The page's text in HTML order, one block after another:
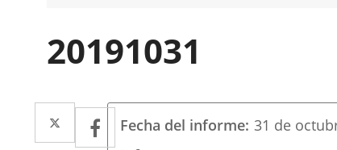
20191031
Twitter
Enlace
a
Facebook
Enlace
Fecha del informe 31 de